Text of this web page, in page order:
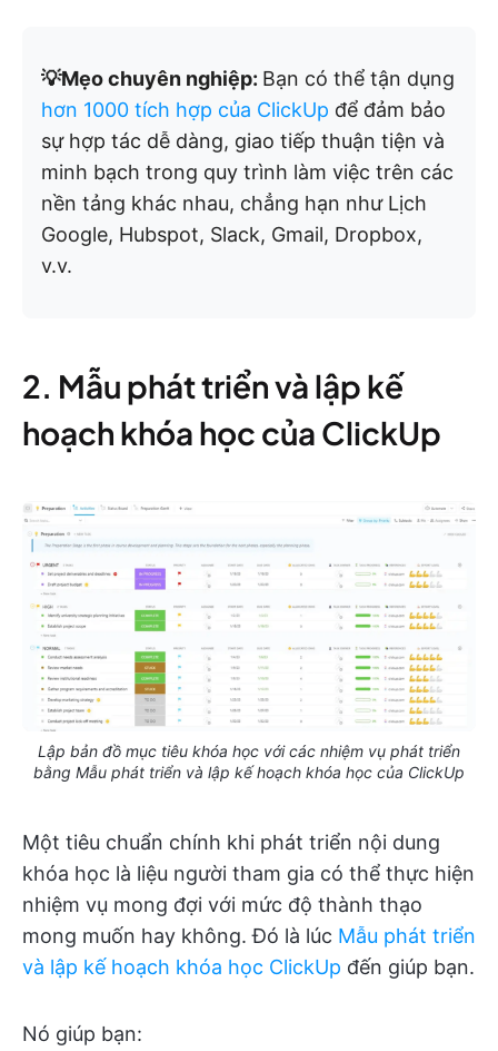
💡Mẹo chuyên nghiệp: Bạn có thể tận dụng
hơn 1000 tích hợp của ClickUp để đảm bảo
sự hợp tác dễ dàng, giao tiếp thuận tiện và
minh bạch trong quy trình làm việc trên các
nền tảng khác nhau, chẳng hạn như Lịch
Google, Hubspot, Slack, Gmail, Dropbox,
v.v.
2. Mẫu phát triển và lập kế
hoạch khóa học của ClickUp
Lập bản đồ mục tiêu khóa học với các nhiệm vụ phát triển
bằng Mẫu phát triển và lập kế hoạch khóa học của ClickUp
Một tiêu chuẩn chính khi phát triển nội dung
khóa học là liệu người tham gia có thể thực hiện
nhiệm vụ mong đợi với mức độ thành thạo
mong muốn hay không. Đó là lúc Mẫu phát triển
và lập kế hoạch khóa học ClickUp đến giúp bạn.
Nó giúp bạn: